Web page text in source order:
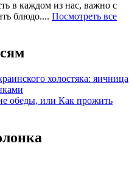
в каждом из нас, важно с
блюдо.... Посмотреть все
холостяка: яичница
обеды, или Как прожить